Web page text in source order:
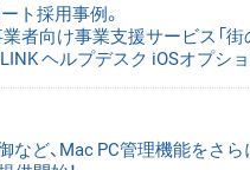
ト採用事例。
者向け事業支援サービス「
ヘルプデスク iOSオプシ
など、Mac PC管理機能をさ